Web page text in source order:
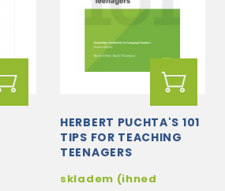
HERBERT PUCHTA'S 101
TIPS FOR TEACHING
TEENAGERS
skladem (ihned